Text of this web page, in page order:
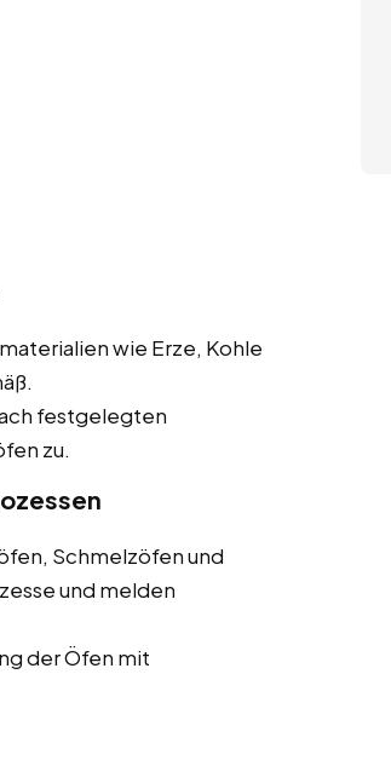
wie Erze, Kohle
festgelegten
zu.
Schmelzöfen und
und melden
der Öfen mit